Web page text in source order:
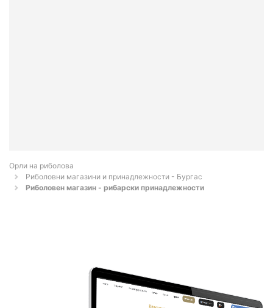
Орли на риболова
Риболовни магазини и принадлежности - Бургас
Риболовен магазин - рибарски принадлежности